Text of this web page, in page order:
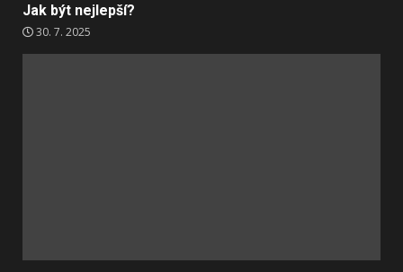
Jak být nejlepší?
30. 7. 2025